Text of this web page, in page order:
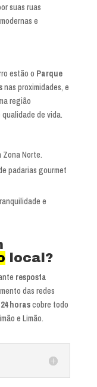
suas ruas
e
estão o Parque
nas proximidades, e
região
de vida.
Zona Norte.
padarias gourmet
e
local?
resposta
das redes
horascobre todo
e Limão.